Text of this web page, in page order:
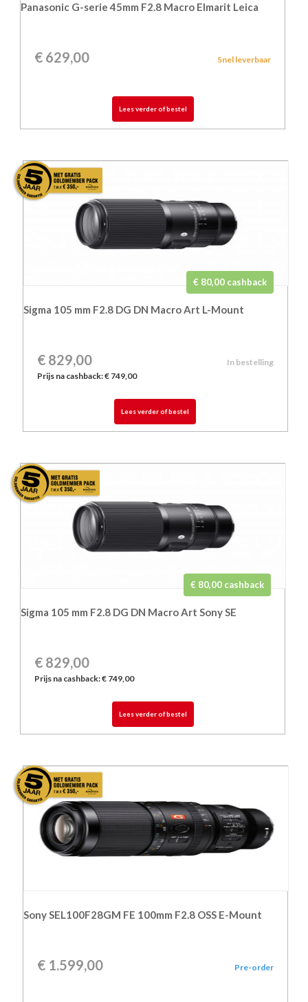
Panasonic G-serie 45mm F2.8 Macro Elmarit Leica
€ 629,00 Snel leverbaar
Lees verder of bestel
Sigma 105 mm F2.8 DG DN Macro Art L-Mount
€ 80,00 cashback
€829,00
In bestelling
Prijs na cashback: € 749,00
Lees verder of bestel
Sigma 105 mm F2.8 DG DN Macro Art Sony SE
€ 80,00 cashback
€ 829,00
Prijs na cashback: € 749,00
Lees verder of bestel
Sony SEL100F28GM FE 100mm F2.8 OSS E-Mount
€1.599,00 Pre-order